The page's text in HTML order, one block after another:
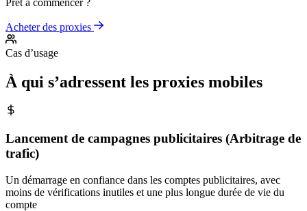
Acheter des proxies
Cas d’usage
À qui s’adressent les proxies mobiles
Lancement de campagnes publicitaires (Arbitrage de
trafic)
Un démarrage en confiance dans les comptes publicitaires, avec
moins de vérifications inutiles et une plus longue durée de vie du
compte